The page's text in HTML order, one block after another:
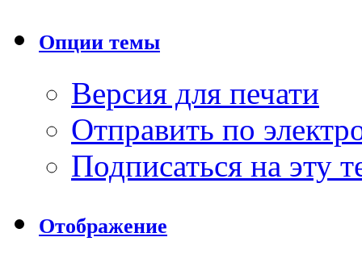
Опции темы
Версия для печати
Отправить по
Подписаться на эту
Отображение